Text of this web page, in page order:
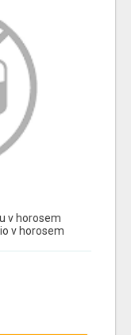
v horosem
v horosem